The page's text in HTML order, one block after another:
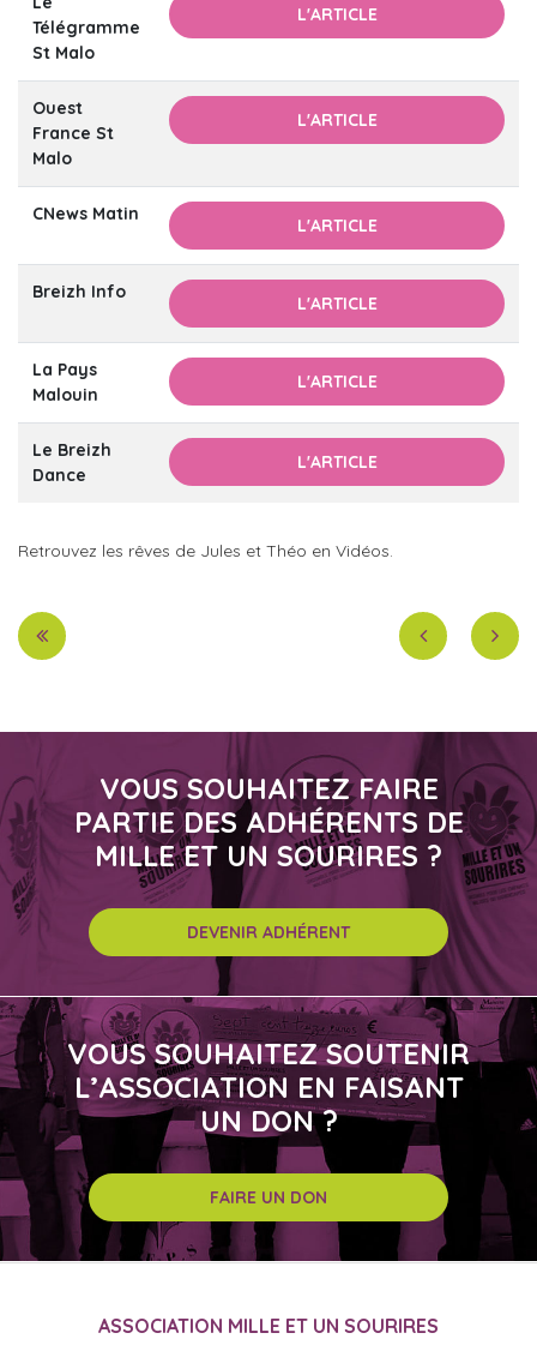
Télégramme
St Malo
L'ARTICLE
Ouest
France St
Malo
L'ARTICLE
CNews Matin
L'ARTICLE
Breizh Info
L'ARTICLE
La Pays
Malouin
L'ARTICLE
Le Breizh
Dance
L'ARTICLE
Retrouvez les rêves de Jules et Théo en Vidéos.
VOUS SOUHAITEZ FAIRE
PARTIE DES ADHÉRENTS DE
MILLE ET UN SOURIRES ?
DEVENIR ADHÉRENT
VOUS SOUHAITEZ SOUTENIR
L’ASSOCIATION EN FAISANT
UN DON ?
FAIRE UN DON
ASSOCIATION MILLE ET UN SOURIRES